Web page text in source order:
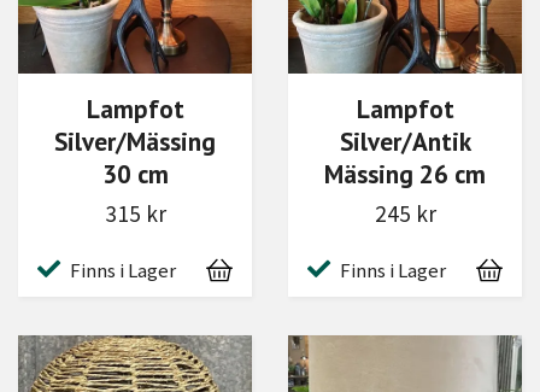
Lampfot
Silver/Mässing
30 cm
315 kr
Finns i Lager
Lampfot
Silver/Antik
Mässing 26 cm
245 kr
Finns i Lager